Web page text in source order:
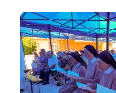
Image